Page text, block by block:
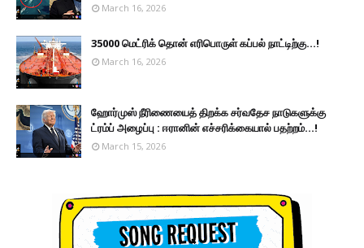
March 16, 2026
35000 மெட்ரிக் தொன் எரிபொருள் கப்பல் நாட்டிற்கு...!
March 16, 2026
ஹோர்முஸ் நீரிணையைத் திறக்க சர்வதேச நாடுகளுக்கு
ட்ரம்ப் அழைப்பு : ஈரானின் எச்சரிக்கையால் பதற்றம்...!
March 15, 2026